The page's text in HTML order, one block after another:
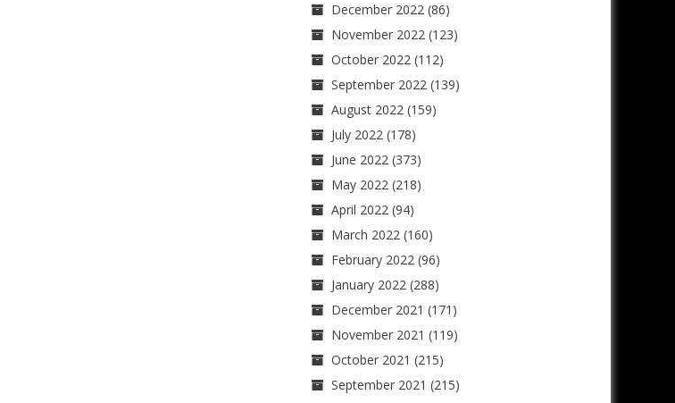
December 2022(86)
November 2022(123)
October 2022(112)
September 2022(139)
August 2022(159)
July 2022(178)
June 2022(373)
May 2022(218)
April 2022(94)
March 2022(160)
February 2022(96)
January 2022(288)
December 2021 (171)
November 2021 (119)
October 2021 (215)
September 2021 (215)